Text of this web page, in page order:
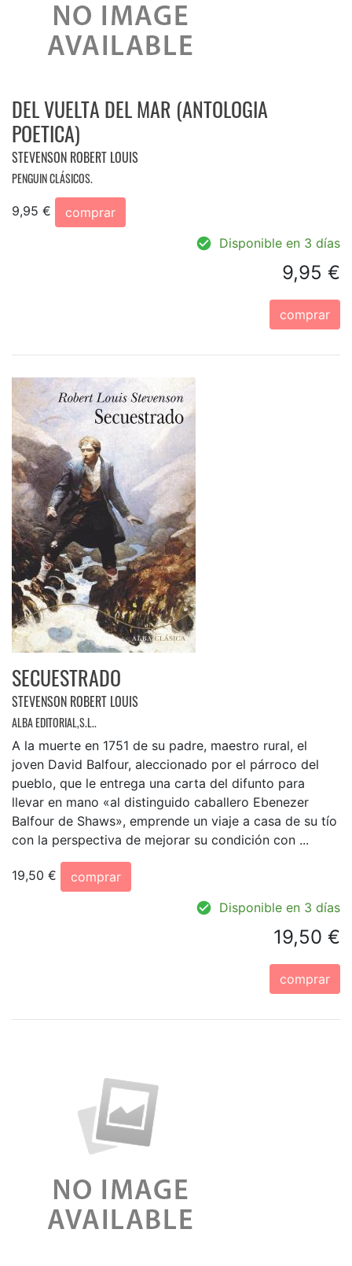
DEL VUELTA DEL MAR (ANTOLOGIA
POETICA)
STEVENSON ROBERT LOUIS
PENGUIN CLÁSICOS.
9,95 €
comprar
Disponible en 3 días
9,95 €
comprar
SECUESTRADO
STEVENSON ROBERT LOUIS
ALBA EDITORIAL,S.L..
A la muerte en 1751 de su padre, maestro rural, el
joven David Balfour, aleccionado por el párroco del
pueblo, que le entrega una carta del difunto para
llevar en mano «al distinguido caballero Ebenezer
Balfour de Shaws», emprende un viaje a casa de su tío
con la perspectiva de mejorar su condición con ...
19,50 €
comprar
Disponible en 3 días
19,50 €
comprar